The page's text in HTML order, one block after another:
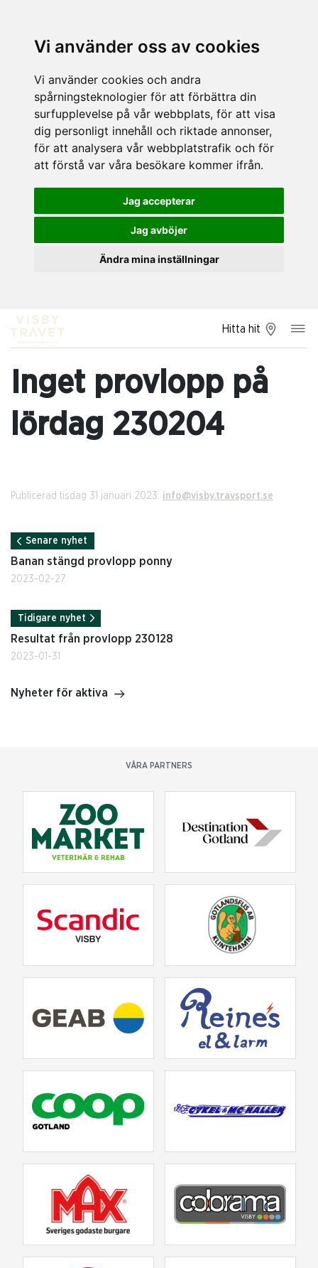
Vi använder oss av cookies
Vi använder cookies och andra
spårningsteknologier för att förbättra din
surfupplevelse på vår webbplats, för att visa
dig personligt innehåll och riktade annonser,
för att analysera vår webbplatstrafik och för
att förstå var våra besökare kommer ifrån.
Jag accepterar
Jag avböjer
Ändra mina inställningar
Hitta hit
Inget provlopp på
lördag 230204
Publicerad tisdag 31 januari 2023. info@visby.travsport.se
Senare nyhet
Banan stängd provlopp ponny
2023-02-27
Tidigare nyhet
Resultat från provlopp 230128
2023-01-31
Nyheter för aktiva
VÅRA PARTNERS